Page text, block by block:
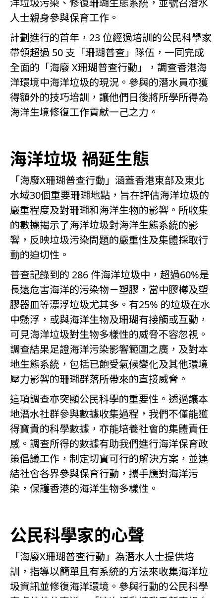
人士親身參與保育工作。
計劃進行的首年，23 位經過培訓的公民科學家
帶領超過 50 支「珊瑚普查」隊伍，一同完成
全面的「海廢 X珊瑚普查行動」，調查香港海
洋環境中海洋垃圾的現況。參與的潛水員亦獲
得額外的技巧培訓，讓他們日後將所學所得為
海洋生境修復工作貢獻一己之力。
海洋垃圾 禍延生態
「海廢X珊瑚普查行動」涵蓋香港東部及東北
水域30個重要珊瑚地點，旨在評估海洋垃圾的
嚴重程度及對珊瑚和海洋生物的影響。所收集
的數據揭示了海洋垃圾對海洋生態系統的影
響，反映垃圾污染問題的嚴重性及集體採取行
動的迫切性。
普查記錄到的 286 件海洋垃圾中，超過60%是
長遠危害海洋的污染物－塑膠，當中膠樽及塑
膠器皿等漂浮垃圾尤其多。有25% 的垃圾在水
中懸浮，或與海洋生物及珊瑚有接觸或互動，
可見海洋垃圾對生物多樣性的威脅不容忽視。
調查結果足證海洋污染影響範圍之廣，及對本
地生態系統，包括已飽受氣候變化及其他環境
壓力影響的珊瑚群落所帶來的直接威脅。
這項調查亦突顯公民科學的重要性。透過讓本
地潛水社群參與數據收集過程，我們不僅能獲
得寶貴的科學數據，亦能培養社會的集體責任
感。調查所得的數據有助我們進行海洋保育政
策倡議工作，制定切實可行的解決方案，並連
結社會各界參與保育行動，攜手應對海洋污
染，保護香港的海洋生物多樣性。
公民科學家的心聲
「海廢X珊瑚普查行動」為潛水人士提供培
訓，指導以簡單且有系統的方法來收集海洋垃
圾資訊並修復海洋環境。參與行動的公民科學